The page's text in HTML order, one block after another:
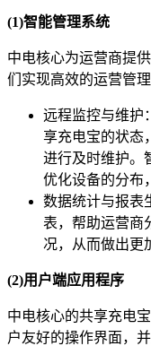
(1)智能管理系统
中电核心为运营商提
们实现高效的运营管理
远程监控与维护
享充电宝的状态
进行及时维护。
优化设备的分布
数据统计与报表
表，帮助运营商
况，从而做出更
(2)用户端应用程序
中电核心的共享充电
户友好的操作界面，